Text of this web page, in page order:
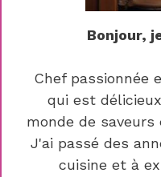
Bonjour,
Chef passionnée
qui est
monde de
J'ai passé des
cuisine et à